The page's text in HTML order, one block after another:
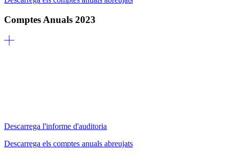
Comptes Anuals 2023
Descarrega l'informe d'auditoria
Descarrega els comptes anuals abreujats